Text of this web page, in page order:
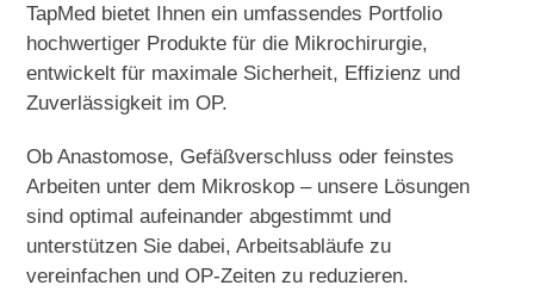
TapMed bietet Ihnen ein umfassendes Portfolio
hochwertiger Produkte für die Mikrochirurgie,
entwickelt für maximale Sicherheit, Effizienz und
Zuverlässigkeit im OP.
Ob Anastomose, Gefäßverschluss oder feinstes
Arbeiten unter dem Mikroskop – unsere Lösungen
sind optimal aufeinander abgestimmt und
unterstützen Sie dabei, Arbeitsabläufe zu
vereinfachen und OP-Zeiten zu reduzieren.